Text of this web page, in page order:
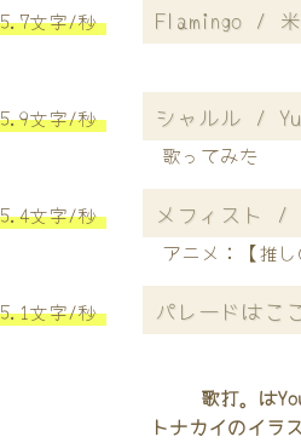
5.7文字/秒 Flamingo /
5.9文字/秒 シャルル /
歌ってみた
5.4文字/秒 メフィスト /
アニメ：【推し
5.1文字/秒 パレードは
歌打。は
トナカイのイ